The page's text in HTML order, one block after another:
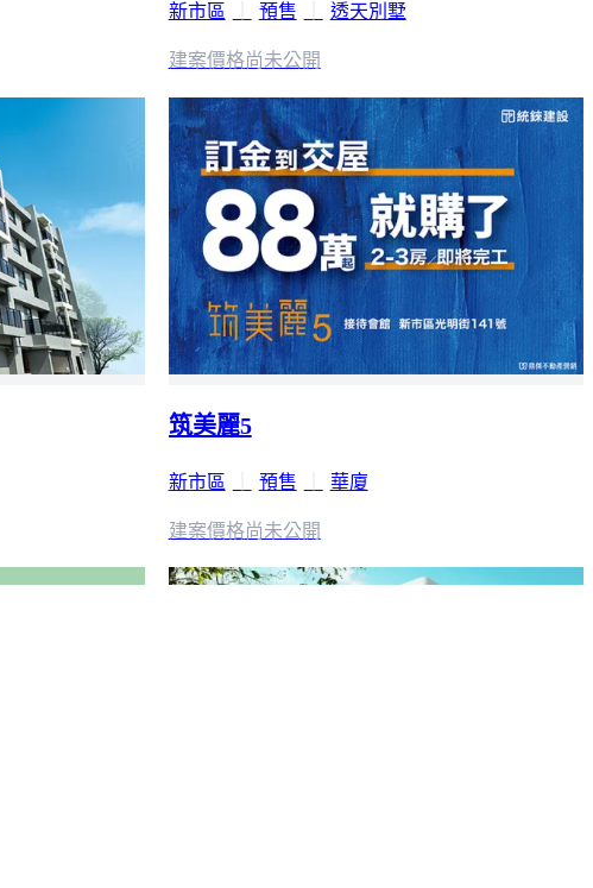
新市區 預售 透天別墅
建案價格尚未公開
筑美麗5
新市區 預售 華廈
建案價格尚未公開